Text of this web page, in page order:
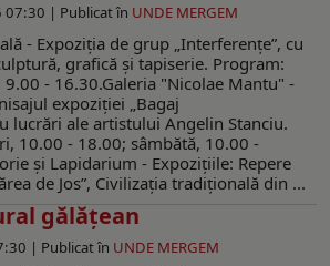
07:30 | Publicat în UNDE MERGEM
- Expoziția de grup „Interferențeˮ, cu
grafică și tapiserie. Program:
- 16.30.Galeria "Nicolae Mantu" -
expoziţiei „Bagaj
lucrări ale artistului Angelin Stanciu.
10.00 - 18.00; sâmbătă, 10.00 -
şi Lapidarium - Expoziţiile: Repere
de Jos”, Civilizaţia tradiţională din ...
gălăţean
| Publicat în UNDE MERGEM